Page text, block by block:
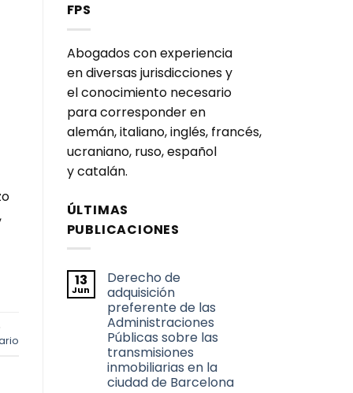
FPS
Abogados con experiencia
en diversas jurisdicciones y
el conocimiento necesario
para corresponder en
alemán, italiano, inglés, francés,
ucraniano, ruso, español
y catalán.
ÚLTIMAS
PUBLICACIONES
13
Jun
Derecho de
adquisición
preferente de las
Administraciones
Públicas sobre las
transmisiones
inmobiliarias en la
ciudad de Barcelona